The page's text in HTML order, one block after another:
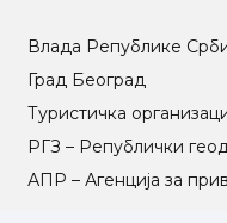
Влада Републике
Град Београд
Туристичка
РГЗ – Републички
АПР – Агенција за